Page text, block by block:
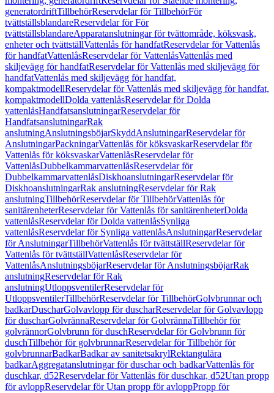
generatordriftTillbehörReservdelar för TillbehörFör
tvättställsblandareReservdelar för För
tvättställsblandareApparatanslutningar för tvättområde, köksvask,
enheter och tvättställVattenlås för handfatReservdelar för Vattenlås
för handfatVattenlåsReservdelar för VattenlåsVattenlås med
skiljevägg för handfatReservdelar för Vattenlås med skiljevägg för
handfatVattenlås med skiljevägg för handfat,
kompaktmodellReservdelar för Vattenlås med skiljevägg för handfat,
kompaktmodellDolda vattenlåsReservdelar för Dolda
vattenlåsHandfatsanslutningarReservdelar för
HandfatsanslutningarRak
anslutningAnslutningsböjarSkyddAnslutningarReservdelar för
AnslutningarPackningarVattenlås för köksvaskarReservdelar för
Vattenlås för köksvaskarVattenlåsReservdelar för
VattenlåsDubbelkammarvattenlåsReservdelar för
DubbelkammarvattenlåsDiskhoanslutningarReservdelar för
DiskhoanslutningarRak anslutningReservdelar för Rak
anslutningTillbehörReservdelar för TillbehörVattenlås för
sanitärenheterReservdelar för Vattenlås för sanitärenheterDolda
vattenlåsReservdelar för Dolda vattenlåsSynliga
vattenlåsReservdelar för Synliga vattenlåsAnslutningarReservdelar
för AnslutningarTillbehörVattenlås för tvättställReservdelar för
Vattenlås för tvättställVattenlåsReservdelar för
VattenlåsAnslutningsböjarReservdelar för AnslutningsböjarRak
anslutningReservdelar för Rak
anslutningUtloppsventilerReservdelar för
UtloppsventilerTillbehörReservdelar för TillbehörGolvbrunnar och
badkarDuscharGolvavlopp för duscharReservdelar för Golvavlopp
för duscharGolvrännaReservdelar för GolvrännaTillbehör för
golvrännorGolvbrunn för duschReservdelar för Golvbrunn för
duschTillbehör för golvbrunnarReservdelar för Tillbehör för
golvbrunnarBadkarBadkar av sanitetsakrylRektangulära
badkarAggregatanslutningar för duschar och badkarVattenlås för
duschkar, d52Reservdelar för Vattenlås för duschkar, d52Utan propp
för avloppReservdelar för Utan propp för avloppPropp för